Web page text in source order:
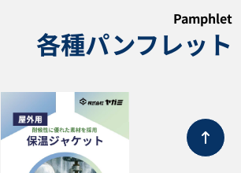
カタログダウンロード
Pamphlet
各種パンフレット